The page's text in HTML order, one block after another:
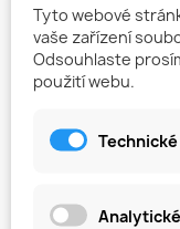
Tyto webové
vaše zařízení
Odsouhlaste
použití webu.